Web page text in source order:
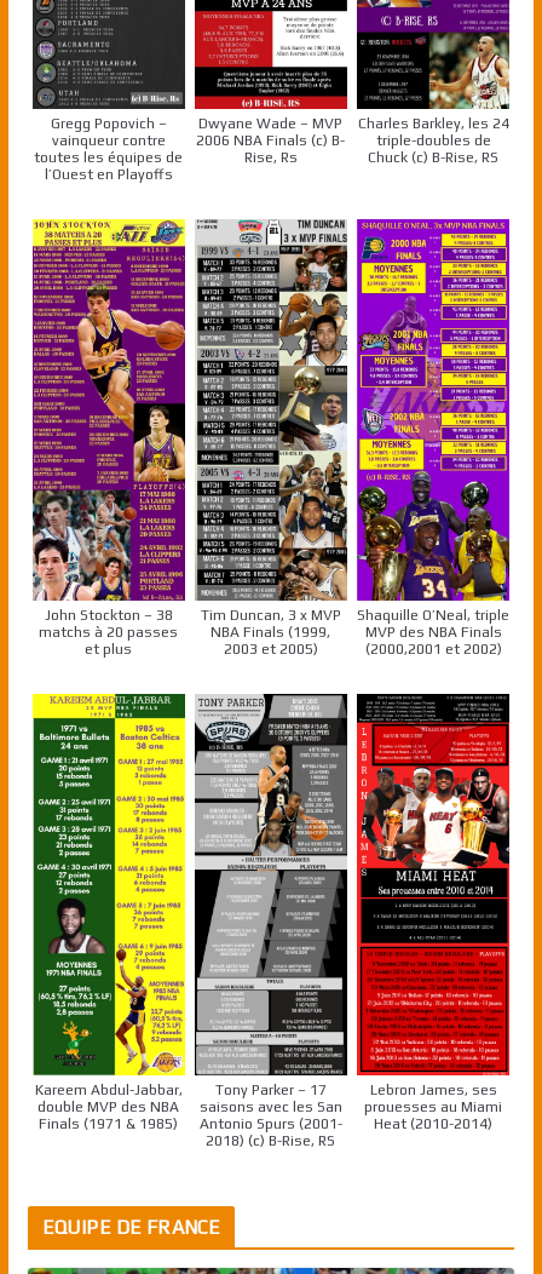
Gregg Popovich –
vainqueur contre
toutes les équipes de
l’Ouest en Playoffs
Dwyane Wade – MVP
2006 NBA Finals (c) B-
Rise, Rs
Charles Barkley, les 24
triple-doubles de
Chuck (c) B-Rise, RS
John Stockton – 38
matchs à 20 passes
et plus
Tim Duncan, 3 x MVP
NBA Finals (1999,
2003 et 2005)
Shaquille O’Neal, triple
MVP des NBA Finals
(2000,2001 et 2002)
Kareem Abdul-Jabbar,
double MVP des NBA
Finals (1971 & 1985)
Tony Parker – 17
saisons avec les San
Antonio Spurs (2001-
2018) (c) B-Rise, RS
Lebron James, ses
prouesses au Miami
Heat (2010-2014)
EQUIPE DE FRANCE